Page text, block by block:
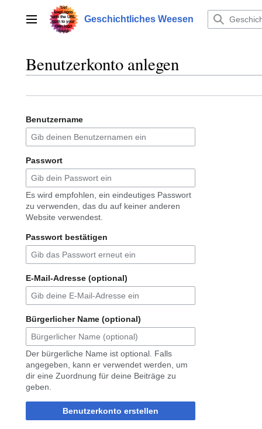
springenHauptmenü Geschichtliches Weesen
Benutzerkonto anlegen
Benutzername
Passwort
Es wird empfohlen, ein eindeutiges Passwort
zu verwenden, das du auf keiner anderen
Website verwendest.
Passwort bestätigen
E-Mail-Adresse (optional)
Bürgerlicher Name (optional)
Der bürgerliche Name ist optional. Falls
angegeben, kann er verwendet werden, um
dir eine Zuordnung für deine Beiträge zu
geben.
Benutzerkonto erstellen